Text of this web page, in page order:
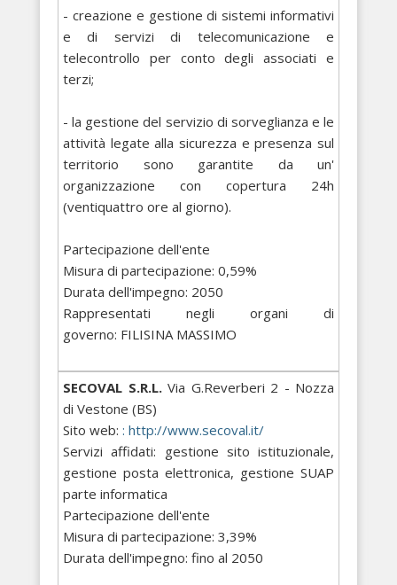
- creazione e gestione di sistemi informativi
e di servizi di telecomunicazione e
telecontrollo per conto degli associati e
terzi;
- la gestione del servizio di sorveglianza e le
attività legate alla sicurezza e presenza sul
territorio sono garantite da un'
organizzazione con copertura 24h
(ventiquattro ore al giorno).
Partecipazione dell'ente
Misura di partecipazione: 0,59%
Durata dell'impegno: 2050
Rappresentati negli organi di
governo: FILISINA MASSIMO
SECOVAL S.R.L.Via G.Reverberi 2 - Nozza
di Vestone (BS)
Sito web: : http://www.secoval.it/
Servizi affidati: gestione sito istituzionale,
gestione posta elettronica, gestione SUAP
parte informatica
Partecipazione dell'ente
Misura di partecipazione: 3,39%
Durata dell'impegno: fino al 2050